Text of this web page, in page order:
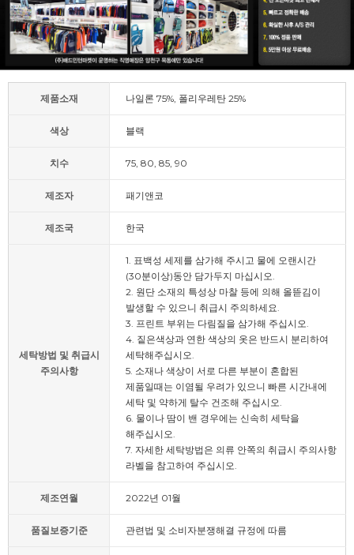
제품소재 나일론 75%, 폴리우레탄 25%
색상 블랙
치수 75, 80, 85, 90
제조자 패기앤코
제조국 한국
세탁방법 및 취급시
주의사항
1. 표백성 세제를 삼가해 주시고 물에 오랜시간
(30분이상)동안 담가두지 마십시오.
2. 원단 소재의 특성상 마찰 등에 의해 올뜯김이
발생할 수 있으니 취급시 주의하세요.
3. 프린트 부위는 다림질을 삼가해 주십시오.
4. 짙은색상과 연한 색상의 옷은 반드시 분리하여
세탁해주십시오.
5. 소재나 색상이 서로 다른 부분이 혼합된
제품일때는 이염될 우려가 있으니 빠른 시간내에
세탁 및 약하게 탈수 건조해 주십시오.
6. 물이나 땀이 밴 경우에는 신속히 세탁을
해주십시오.
7. 자세한 세탁방법은 의류 안쪽의 취급시 주의사항
라벨을 참고하여 주십시오.
제조연월 2022년 01월
품질보증기준 관련법 및 소비자분쟁해결 규정에 따름